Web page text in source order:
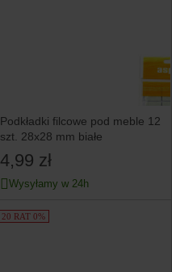
Podkładki filcowe pod meble 12
szt. 28x28 mm białe
4,99 zł
Wysyłamy w 24h
20 RAT 0%